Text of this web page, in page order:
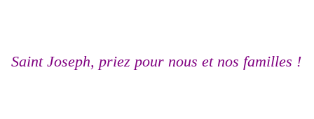
Saint Joseph, priez pour nous et nos familles !